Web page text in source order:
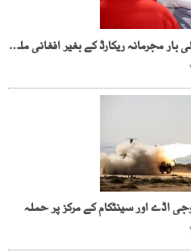
جرمنی میں طالبان حکومت کے بعد پہلی بار مجرمانہ ریکارڈ کے بغیر افغانی ملک بدر
اڈے اور سینٹکام کے مرکز پر حملہ